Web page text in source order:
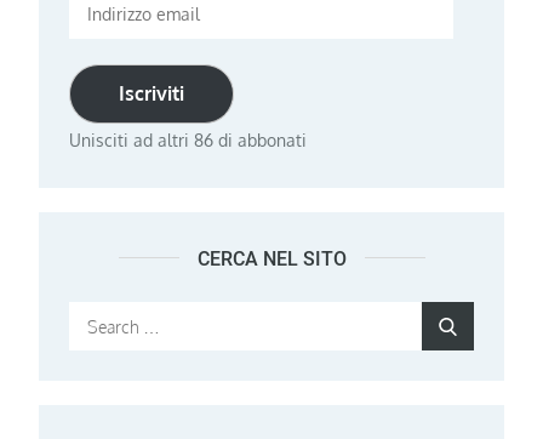
Indirizzo
Iscriviti
Unisciti ad altri 86 di abbonati
CERCA NEL SITO
Search